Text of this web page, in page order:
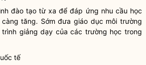
đào tạo từ xa để đáp ứng nhu cầu học
tăng. Sớm đưa giáo dục môi trường
giảng dạy của các trường học trong
tế